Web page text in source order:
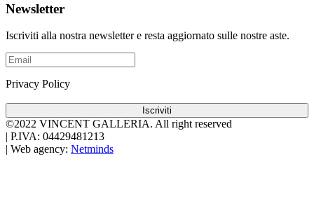
Newsletter
Iscriviti alla nostra newsletter e resta aggiornato sulle nostre aste.
Privacy Policy
Iscriviti
©2022 VINCENT GALLERIA. All right reserved
P.IVA: 04429481213
Web agency: Netminds